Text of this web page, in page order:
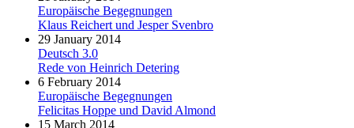
Europäische Begegnungen
Klaus Reichert und Jesper Svenbro
29 January 2014
Deutsch 3.0
Rede von Heinrich Detering
6 February 2014
Europäische Begegnungen
Felicitas Hoppe und David Almond
15 March 2014